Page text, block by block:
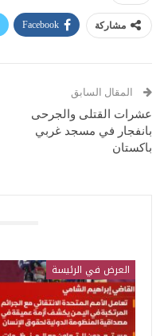
مشاركة Facebook
المقال السابق
عشرات القتلى والجرحى
بانفجار في مسجد غربي
باكستان
العرض في الرئيسة